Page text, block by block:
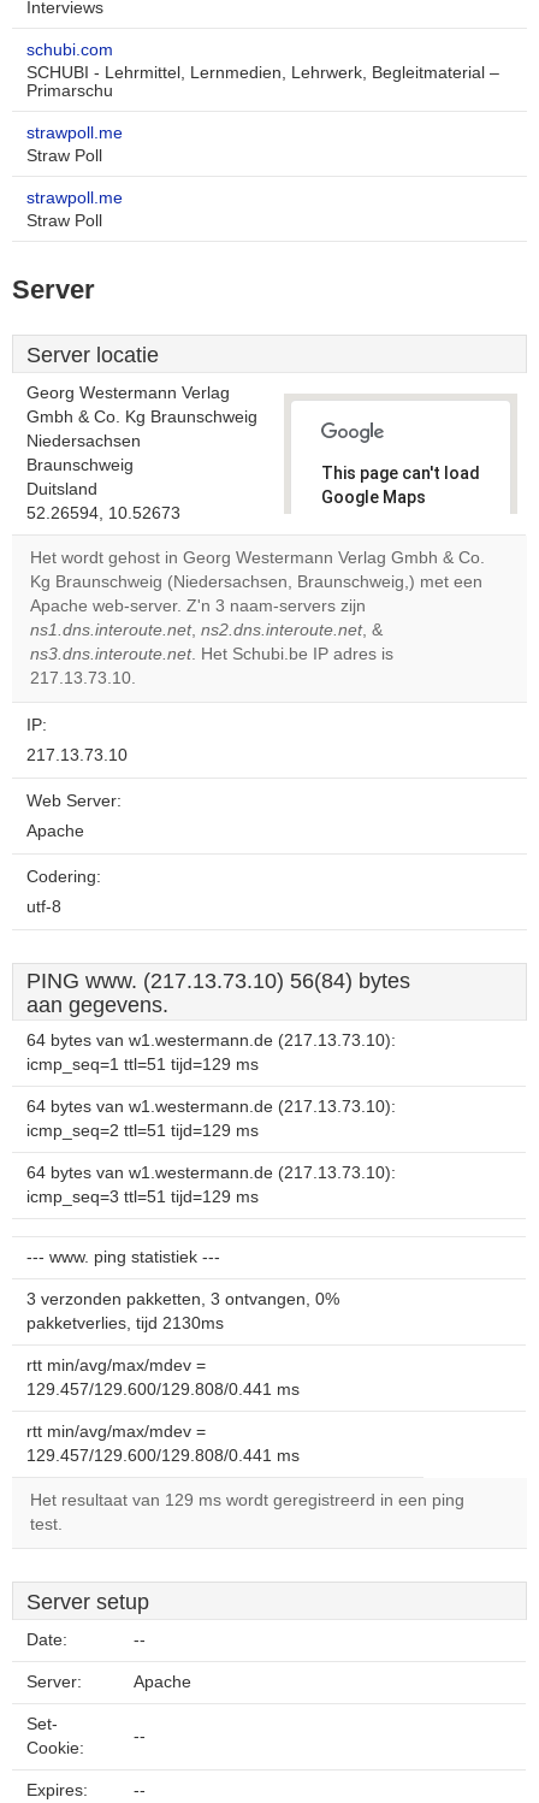
Interviews
schubi.com
SCHUBI - Lehrmittel, Lernmedien, Lehrwerk, Begleitmaterial –
Primarschu
strawpoll.me
Straw Poll
strawpoll.me
Straw Poll
Server
Server locatie
Georg Westermann Verlag
Gmbh & Co. Kg Braunschweig
Niedersachsen
Braunschweig
Duitsland
52.26594, 10.52673
This page can't load
Google Maps
Do you
own this
website?
OK
Het wordt gehost in Georg Westermann Verlag Gmbh & Co.
Kg Braunschweig (Niedersachsen, Braunschweig,) met een
Apache web-server. Z'n 3 naam-servers zijn
ns1.dns.interoute.net, ns2.dns.interoute.net, &
ns3.dns.interoute.net. Het Schubi.be IP adres is
217.13.73.10.
IP:
217.13.73.10
Web Server:
Apache
Codering:
utf-8
PING www. (217.13.73.10) 56(84) bytes
aan gegevens.
64 bytes van w1.westermann.de (217.13.73.10):
icmp_seq=1 ttl=51 tijd=129 ms
64 bytes van w1.westermann.de (217.13.73.10):
icmp_seq=2 ttl=51 tijd=129 ms
64 bytes van w1.westermann.de (217.13.73.10):
icmp_seq=3 ttl=51 tijd=129 ms
--- www. ping statistiek ---
3 verzonden pakketten, 3 ontvangen, 0%
pakketverlies, tijd 2130ms
rtt min/avg/max/mdev =
129.457/129.600/129.808/0.441 ms
rtt min/avg/max/mdev =
129.457/129.600/129.808/0.441 ms
Het resultaat van 129 ms wordt geregistreerd in een ping
test.
Server setup
Date: --
Server: Apache
Set-
Cookie:
--
Expires: --